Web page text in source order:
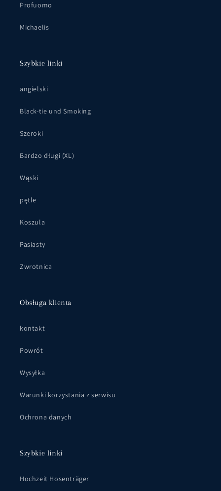
Profuomo
Michaelis
Szybkie linki
angielski
Black-tie und Smoking
Szeroki
Bardzo długi (XL)
Wąski
pętle
Koszula
Pasiasty
Zwrotnica
Obsługa klienta
kontakt
Powrót
Wysyłka
Warunki korzystania z serwisu
Ochrona danych
Szybkie linki
Hochzeit Hosenträger